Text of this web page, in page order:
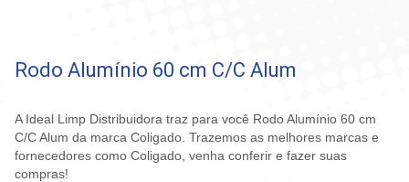
Rodo Alumínio 60 cm C/C Alum
A Ideal Limp Distribuidora traz para você Rodo Alumínio 60 cm
C/C Alum da marca Coligado. Trazemos as melhores marcas e
fornecedores como Coligado, venha conferir e fazer suas
compras!